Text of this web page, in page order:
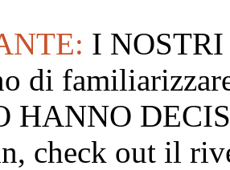
I
di
HANNO
check out il